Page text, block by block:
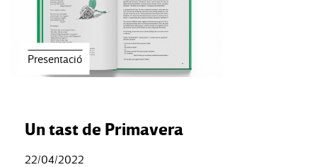
Presentació
Un tast de Primavera
22/04/2022